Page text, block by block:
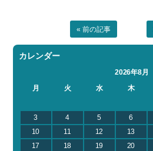
« 前の記事
カレンダー
2026年8月
月
火 水 木
3
4 5 6
10
11 12 13
17
18 19 20